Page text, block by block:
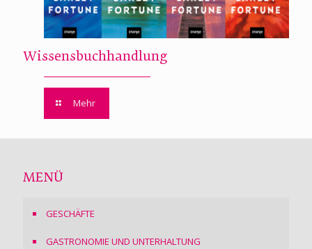
Wissensbuchhandlung
Mehr
MENÜ
GESCHÄFTE
GASTRONOMIE UND UNTERHALTUNG